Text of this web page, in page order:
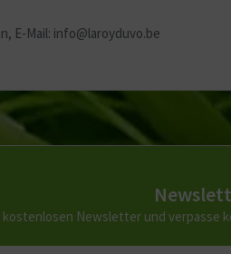
E-Mail: info@laroyduvo.be
Newsletter und verpasse